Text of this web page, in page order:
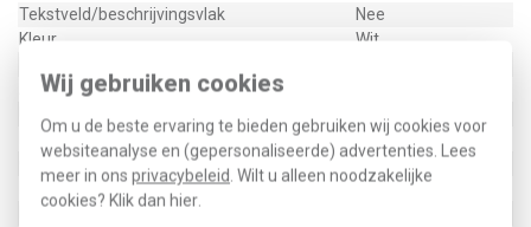
Wij gebruiken cookies
Om u de beste ervaring te bieden gebruiken wij cookies voor
websiteanalyse en (gepersonaliseerde) advertenties. Lees
meer in ons privacybeleid. Wilt u alleen noodzakelijke
cookies? Klik dan hier.
Tekstveld/beschrijvingsvlak
Nee
Kleur
Wit
Afsluitbaar
Met verlichting
Nee
Overspanningsbeveiliging
Nee
Foutstroombeveiliging
Nee
Met glaszekering